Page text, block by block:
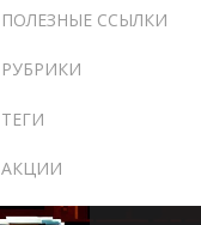
ПОЛЕЗНЫЕ ССЫЛКИ
РУБРИКИ
ТЕГИ
АКЦИИ